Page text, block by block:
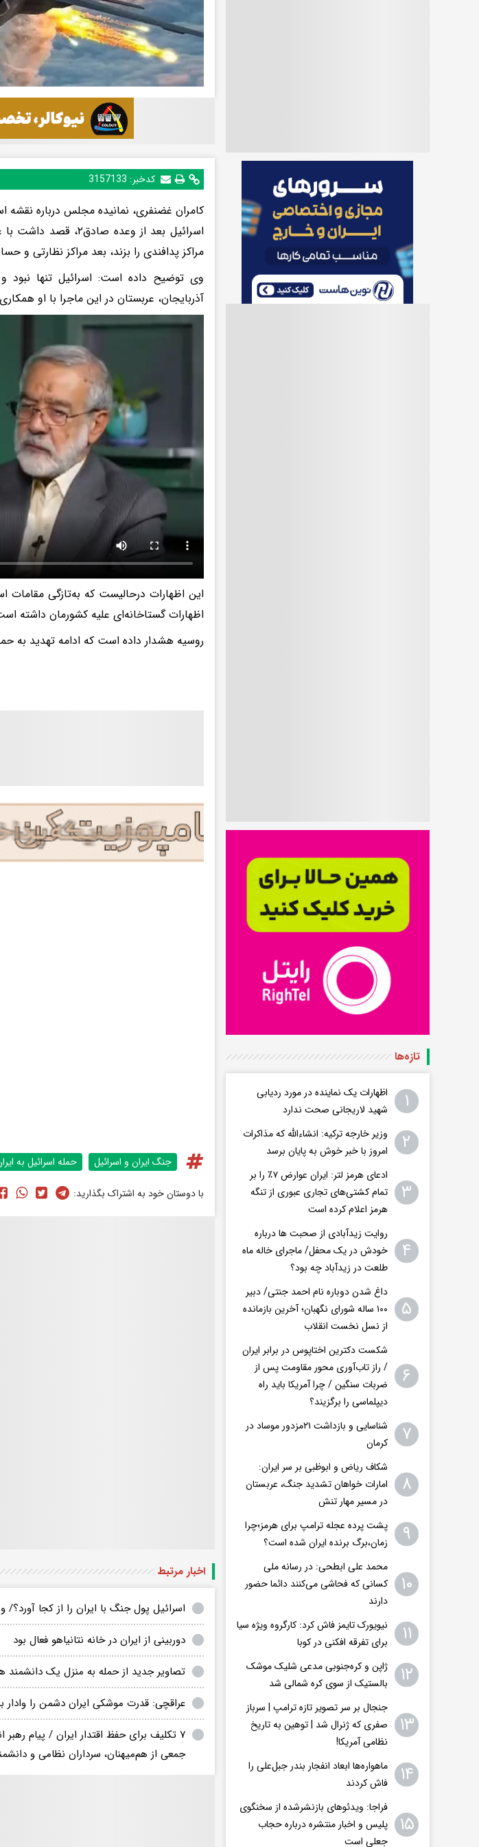
کدخبر: 3157133
مراکز پدافندی را بزند، بعد مراکز نظارتی
وی توضیح داده است: اسرائیل تنها نبود
آذربایجان، عربستان در این ماجرا با او
این اظهارات درحالیست که به‌تازگی مقامات
اظهارات گستاخانه‌ای علیه کشورمان داشته
روسیه هشدار داده است که ادامه تهدید به
جنگ ایران و اسرائیل حمله اسرائیل به
با دوستان خود به اشتراک بگذارید:
اخبار مرتبط
اسرائیل پول جنگ با ایران را از کجا آورد؟/
دوربینی از ایران در خانه نتانیاهو فعال بود
تصاویر جدید از حمله به منزل یک دانشمند
عراقچی: قدرت موشکی ایران دشمن را وادار
۷ تکلیف برای حفظ اقتدار ایران / پیام
جمعی از هم‌میهنان، سرداران نظامی و
تازه‌ها
۱
اظهارات یک نماینده در مورد ردیابی
شهید لاریجانی صحت ندارد
۲
وزیر خارجه ترکیه: انشاءالله که مذاکرات
امروز با خبر خوش به پایان برسد
۳
ادعای هرمز لتر: ایران عوارض ۷٪ را بر
تمام کشتی‌های تجاری عبوری از تنگه
هرمز اعلام کرده است
۴
روایت زیدآبادی از صحبت ها درباره
خودش در یک محفل/ ماجرای خاله ماه
طلعت در زیدآباد چه بود؟
۵
داغ شدن دوباره نام احمد جنتی/ دبیر
۱۰۰ ساله شورای نگهبان؛ آخرین بازمانده
از نسل نخست انقلاب
۶
شکست دکترین اختاپوس در برابر ایران
/ راز تاب‌آوری محور مقاومت پس از
ضربات سنگین / چرا آمریکا باید راه
دیپلماسی را برگزیند؟
۷
شناسایی و بازداشت ۲۱مزدور موساد در
کرمان
۸
شکاف ریاض و ابوظبی بر سر ایران:
امارات خواهان تشدید جنگ، عربستان
در مسیر مهار تنش
۹
پشت پرده عجله ترامپ برای هرمز؛چرا
زمان،برگ برنده ایران شده است؟
۱۰
محمد علی ابطحی: در رسانه ملی
کسانی که فحاشی می‌کنند دائما حضور
دارند
۱۱
نیویورک تایمز فاش کرد: کارگروه ویژه سیا
برای تفرقه افکنی در کوبا
۱۲
ژاپن و کره‌جنوبی مدعی شلیک موشک
بالستیک از سوی کره شمالی شد
۱۳
جنجال بر سر تصویر تازه ترامپ | سرباز
صفری که ژنرال شد | توهین به تاریخ
نظامی آمریکا!
۱۴
ماهواره‌ها ابعاد انفجار بندر جبل‌علی را
فاش کردند
۱۵
فراجا: ویدئوهای بازنشرشده از سخنگوی
پلیس و اخبار منتشره درباره حجاب
جعلی است